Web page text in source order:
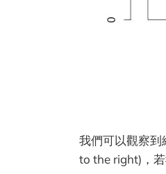
我們可以觀察
to the right)，